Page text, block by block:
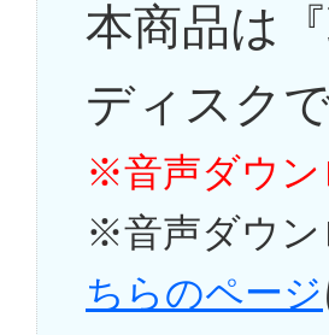
本商品は
ディスクで
※音声ダウン
※音声ダウン
ちらのページ